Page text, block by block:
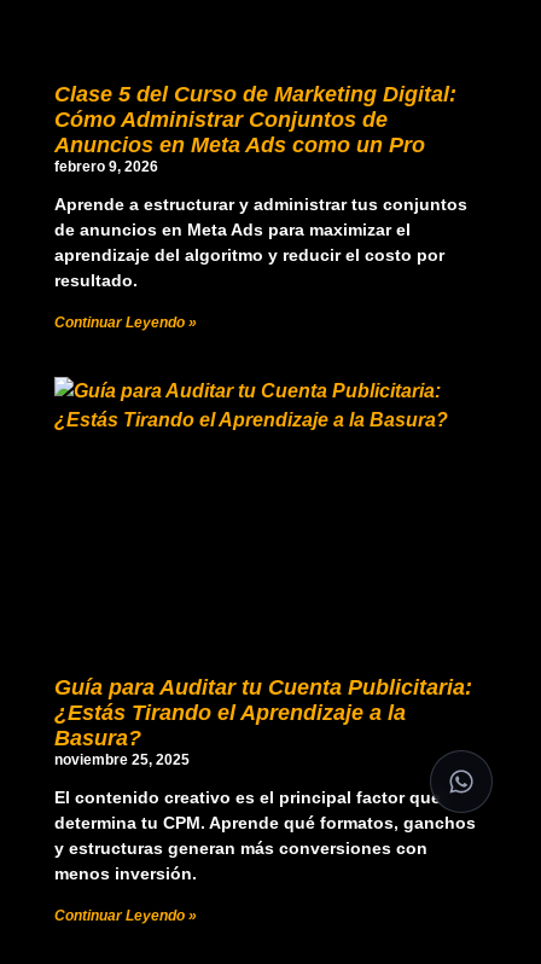
Clase 5 del Curso de Marketing Digital:
Cómo Administrar Conjuntos de
Anuncios en Meta Ads como un Pro
febrero 9, 2026
Aprende a estructurar y administrar tus conjuntos
de anuncios en Meta Ads para maximizar el
aprendizaje del algoritmo y reducir el costo por
resultado.
Continuar Leyendo »
Guía para Auditar tu Cuenta Publicitaria:
¿Estás Tirando el Aprendizaje a la
Basura?
noviembre 25, 2025
El contenido creativo es el principal factor que
determina tu CPM. Aprende qué formatos, ganchos
y estructuras generan más conversiones con
menos inversión.
Continuar Leyendo »